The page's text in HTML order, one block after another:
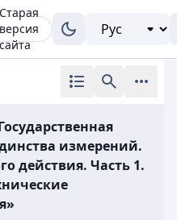
версия
измерений.
действия. Часть 1.